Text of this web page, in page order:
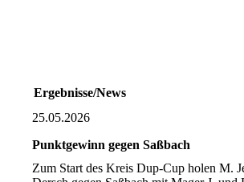
Ergebnisse/News
25.05.2026
Punktgewinn gegen Saßbach
Zum Start des Kreis Dup-Cup holen M.